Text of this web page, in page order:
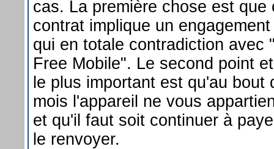
cas. La première chose est que
contrat implique un
qui en totale contradiction avec
Free Mobile". Le second point
le plus important est qu'au bout
mois l'appareil ne vous
et qu'il faut soit continuer à
le renvoyer.